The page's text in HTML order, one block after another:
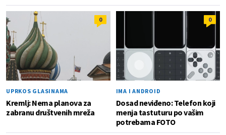
0
UPRKOS GLASINAMA
Kremlj: Nema planova za
zabranu društvenih mreža
0
IMA I ANDROID
Dosad neviđeno: Telefon koji
menja tastuturu po vašim
potrebama FOTO